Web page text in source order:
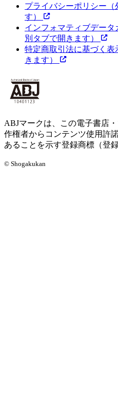
プライバシーポリシー
す）
インフォマティブデータ
別タブで開きます）
特定商取引法に基づく表
きます）
ABJマークは、この電子書店
作権者からコンテンツ使用許
あることを示す登録商標（登
© Shogakukan